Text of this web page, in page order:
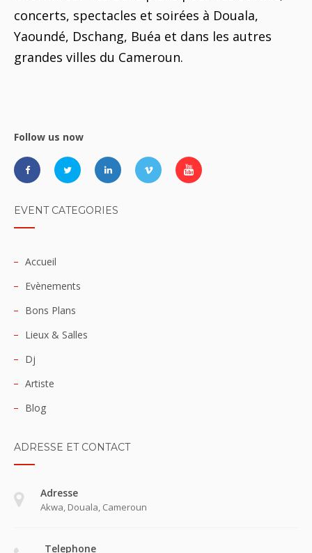
concerts, spectacles et soirées à Douala,
Yaoundé, Dschang, Buéa et dans les autres
grandes villes du Cameroun.
Follow us now
EVENT CATEGORIES
Accueil
Evènements
Bons Plans
Lieux & Salles
Dj
Artiste
Blog
ADRESSE ET CONTACT
Adresse
Akwa, Douala, Cameroun
Telephone